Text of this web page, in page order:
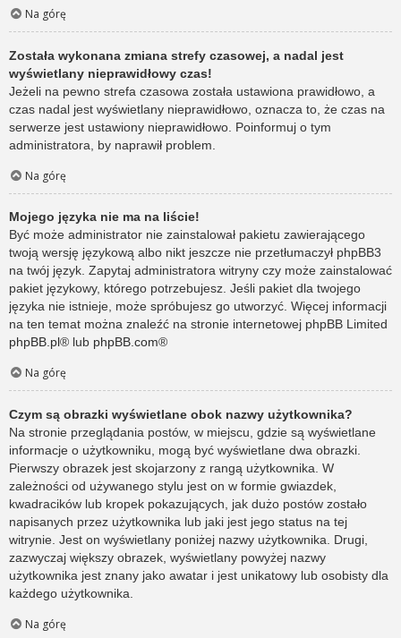
Na górę
Została wykonana zmiana strefy czasowej, a nadal jest
wyświetlany nieprawidłowy czas!
Jeżeli na pewno strefa czasowa została ustawiona prawidłowo, a
czas nadal jest wyświetlany nieprawidłowo, oznacza to, że czas na
serwerze jest ustawiony nieprawidłowo. Poinformuj o tym
administratora, by naprawił problem.
Na górę
Mojego języka nie ma na liście!
Być może administrator nie zainstalował pakietu zawierającego
twoją wersję językową albo nikt jeszcze nie przetłumaczył phpBB3
na twój język. Zapytaj administratora witryny czy może zainstalować
pakiet językowy, którego potrzebujesz. Jeśli pakiet dla twojego
języka nie istnieje, może spróbujesz go utworzyć. Więcej informacji
na ten temat można znaleźć na stronie internetowej phpBB Limited
phpBB.pl® lub phpBB.com®
Na górę
Czym są obrazki wyświetlane obok nazwy użytkownika?
Na stronie przeglądania postów, w miejscu, gdzie są wyświetlane
informacje o użytkowniku, mogą być wyświetlane dwa obrazki.
Pierwszy obrazek jest skojarzony z rangą użytkownika. W
zależności od używanego stylu jest on w formie gwiazdek,
kwadracików lub kropek pokazujących, jak dużo postów zostało
napisanych przez użytkownika lub jaki jest jego status na tej
witrynie. Jest on wyświetlany poniżej nazwy użytkownika. Drugi,
zazwyczaj większy obrazek, wyświetlany powyżej nazwy
użytkownika jest znany jako awatar i jest unikatowy lub osobisty dla
każdego użytkownika.
Na górę